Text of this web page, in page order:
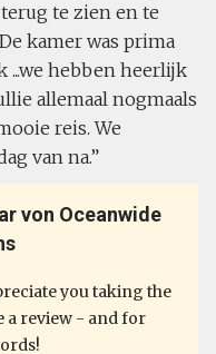
te zien en te
kamer was prima
hebben heerlijk
allemaal nogmaals
reis. We
van na.
von Oceanwide
you taking the
a review - and for